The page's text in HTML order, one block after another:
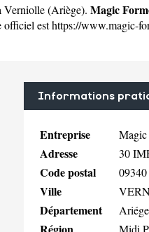
Verniolle(Ariège). Magic
officiel esthttps://www.magic-
Informations
Entreprise
Adresse 30
Code postal 09340
Ville
Département Ariége
Région Midi